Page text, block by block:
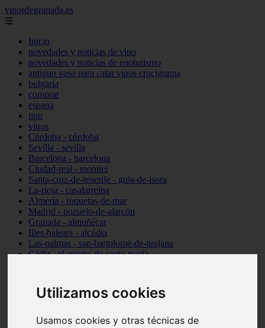
Utilizamos cookies
Usamos cookies y otras técnicas de
vinosdegranada.es
☰
Inicio
novedades y noticias de vino
novedades y noticias de enoturismo
antiguo vaso para catar vinos crucigrama
bulgaria
comprar
espana
tipo
vinos
Córdoba - córdoba
Sevilla - sevilla
Barcelona - barcelona
Ciudad-real - montiel
Santa-cruz-de-tenerife - guía-de-isora
La-rioja - casalarreina
Almería - roquetas-de-mar
Madrid - pozuelo-de-alarcón
Granada - almuñécar
Illes-balears - alcúdia
Las-palmas - san-bartolomé-de-tirajana
Cádiz - el-puerto-de-santa-maría
Santa-cruz-de-tenerife - los-llanos-de-aridane
Cantabria - suances
Granada - monachil